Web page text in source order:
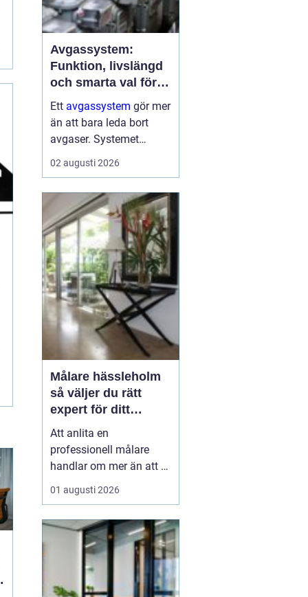
Avgassystem:
Funktion, livslängd
och smarta val för
bilägare
Ett avgassystem gör mer
än att bara leda bort
avgaser. Systemet
dämpar ljud, minskar
skadliga utsläpp och
passagerare. När
avgassystemet fungerar
som det ...
02 augusti 2026
Målare hässleholm
så väljer du rätt
expert för ditt
måleriprojekt
Att anlita en
professionell målare
handlar om mer än att få
nya färger på väggarna.
En kunnig hantverkare
på husets ytor, höja
värdet på bostaden och
skapa miljöer som
känns både lugna och
01 augusti 2026